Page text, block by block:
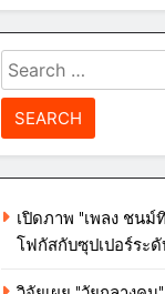
Search
for:
เปิดภาพ "เพลง ชนม์
โฟกัสกับซุปเปอร์ระดั